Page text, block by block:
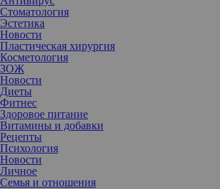
Стоматология
Эстетика
Новости
Пластическая хирургия
Косметология
ЗОЖ
Новости
Диеты
Фитнес
Здоровое питание
Витамины и добавки
Рецепты
Психология
Новости
Личное
Семья и отношения